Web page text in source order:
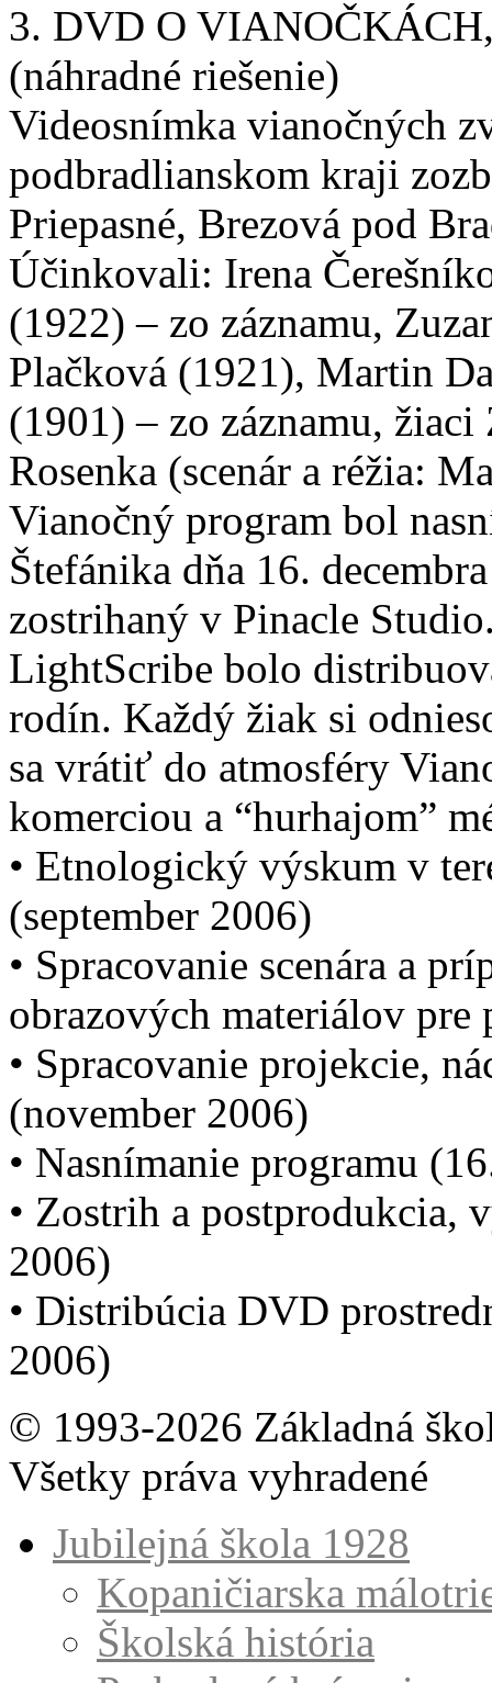
3. DVD O
(náhradné riešenie)
Videosnímka vianočných
podbradlianskom kraji
Priepasné, Brezová pod
Účinkovali: Irena
(1922) – zo záznamu,
Plačková (1921), Martin
(1901) – zo záznamu,
Rosenka (scenár a réžia:
Vianočný program bol
Štefánika dňa 16.
zostrihaný v Pinacle
LightScribe bolo
rodín. Každý žiak si
sa vrátiť do atmosféry
komerciou a “hurhajom”
• Etnologický výskum v
(september 2006)
• Spracovanie scenára a
obrazových materiálov
• Spracovanie projekcie,
(november 2006)
• Nasnímanie programu
• Zostrih a postprodukcia,
2006)
• Distribúcia DVD
2006)
© 1993-2026 Základná
Všetky práva vyhradené
Jubilejná škola 1928
Kopaničiarska
Školská história